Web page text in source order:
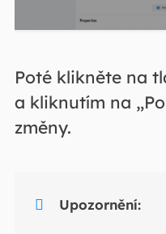
Poté klikněte na
a kliknutím na
změny.
 Upozornění: